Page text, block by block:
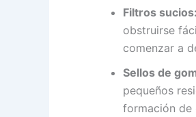
Filtros sucios:
obstruirse
comenzar a
Sellos de
pequeños
formación de